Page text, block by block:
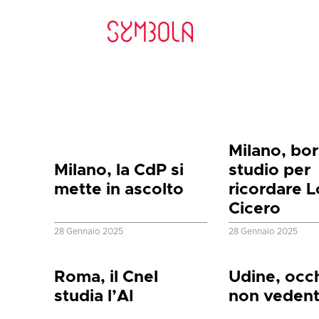
Milano, la CdP si
mette in ascolto
28 Gennaio 2025
Milano,
studio per
ricordare
Cicero
28 Gennaio 2025
Roma, il Cnel
studia l’AI
Udine,
non